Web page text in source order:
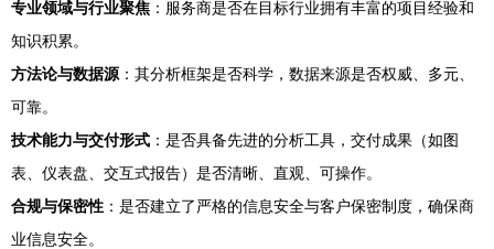
专业领域与行业聚焦 ：服务商是否在目标行业拥有丰富的项目经验和
知识积累。
方法论与数据源 ：其分析框架是否科学，数据来源是否权威、多元、
可靠。
技术能力与交付形式 ：是否具备先进的分析工具，交付成果（如图
表、仪表盘、交互式报告）是否清晰、直观、可操作。
合规与保密性 ：是否建立了严格的信息安全与客户保密制度，确保商
业信息安全。